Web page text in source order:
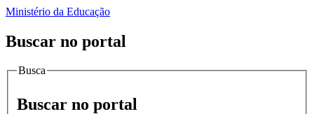
Ministério da Educação
Buscar no portal
Busca
Buscar no portal